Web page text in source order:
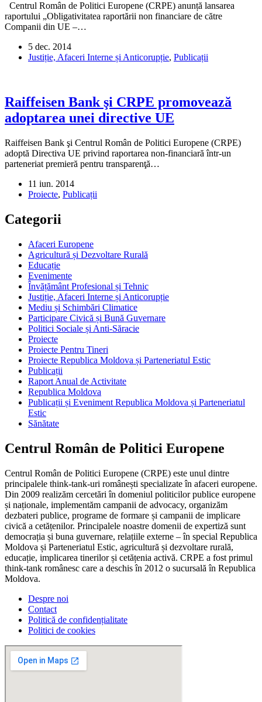
Centrul Român de Politici Europene (CRPE) anunță lansarea
raportului „Obligativitatea raportării non financiare de către
Companii din UE –…
5 dec. 2014
Justiție, Afaceri Interne și Anticorupție, Publicații
Raiffeisen Bank şi CRPE promovează
adoptarea unei directive UE
Raiffeisen Bank şi Centrul Român de Politici Europene (CRPE)
adoptă Directiva UE privind raportarea non-financiară într-un
parteneriat premieră pentru transparenţă…
11 iun. 2014
Proiecte, Publicații
Categorii
Afaceri Europene
Agricultură și Dezvoltare Rurală
Educație
Evenimente
Învățământ Profesional și Tehnic
Justiție, Afaceri Interne și Anticorupție
Mediu și Schimbări Climatice
Participare Civică și Bună Guvernare
Politici Sociale și Anti-Săracie
Proiecte
Proiecte Pentru Tineri
Proiecte Republica Moldova și Parteneriatul Estic
Publicații
Raport Anual de Activitate
Republica Moldova
Publicații și Eveniment Republica Moldova și Parteneriatul
Estic
Sănătate
Centrul Român de Politici Europene
Centrul Român de Politici Europene (CRPE) este unul dintre
principalele think-tank-uri românești specializate în afaceri europene.
Din 2009 realizăm cercetări în domeniul politicilor publice europene
și naționale, implementăm campanii de advocacy, organizăm
dezbateri publice, programe de formare și campanii de implicare
civică a cetățenilor. Principalele noastre domenii de expertiză sunt
democrația și buna guvernare, relațiile externe – în special Republica
Moldova și Parteneriatul Estic, agricultură și dezvoltare rurală,
educație, implicarea tinerilor și cetățenia activă. CRPE a fost primul
think-tank românesc care a deschis în 2012 o sucursală în Republica
Moldova.
Despre noi
Contact
Politică de confidențialitate
Politici de cookies